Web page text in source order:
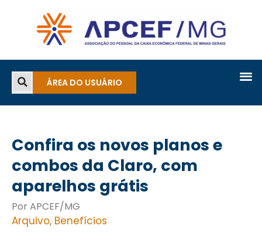
ÁREA DO USUÁRIO
Confira os novos planos e
combos da Claro, com
aparelhos grátis
Por APCEF/MG
Arquivo, Benefícios